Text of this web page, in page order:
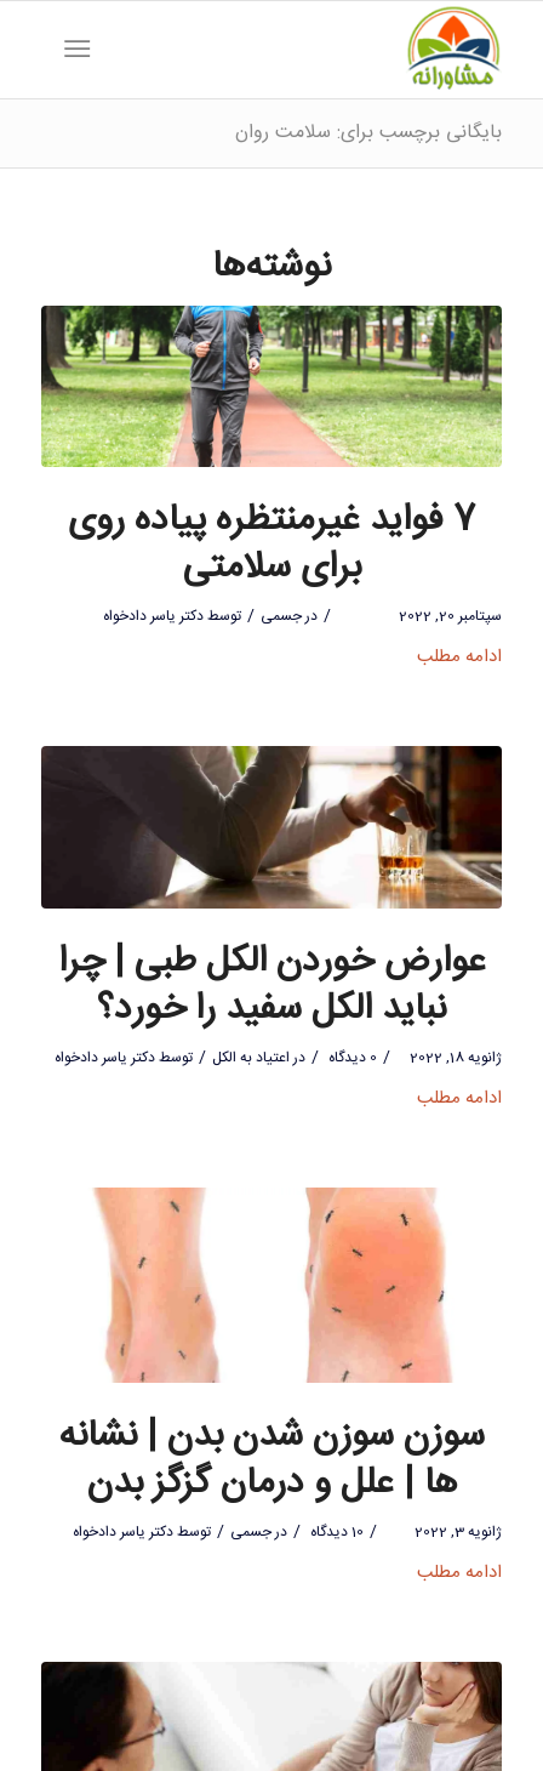
بایگانی برچسب برای: سلامت روان
نوشته‌ها
7 فواید غیرمنتظره پیاده روی
برای سلامتی
سپتامبر 20, 2022 / درجسمی / توسطدکتر یاسر دادخواه
ادامه مطلب
عوارض خوردن الکل طبی | چرا
نباید الکل سفید را خورد؟
ژانویه 18, 2022 / 0 دیدگاه / دراعتیاد به الکل / توسطدکتر یاسر دادخواه
ادامه مطلب
سوزن سوزن شدن بدن | نشانه
ها | علل و درمان گزگز بدن
ژانویه 3, 2022 / 10 دیدگاه / درجسمی / توسطدکتر یاسر دادخواه
ادامه مطلب